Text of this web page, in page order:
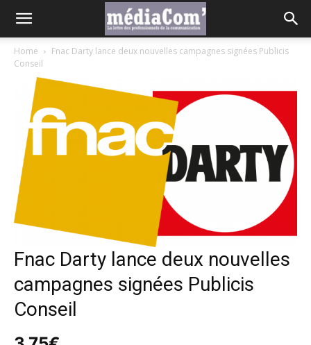
Home
Fnac Darty lance deux nouvelles campagnes signées Publicis
Conseil
Fnac Darty lance deux nouvelles
campagnes signées Publicis
Conseil